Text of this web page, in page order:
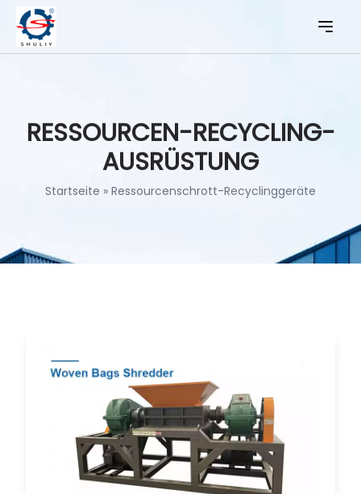
RESSOURCEN-RECYCLING-
AUSRÜSTUNG
Startseite » Ressourcenschrott-Recyclinggeräte